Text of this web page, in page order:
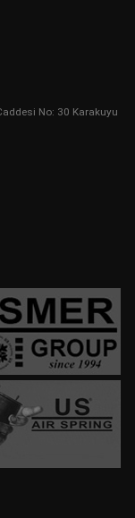
No: 30 Karakuyu